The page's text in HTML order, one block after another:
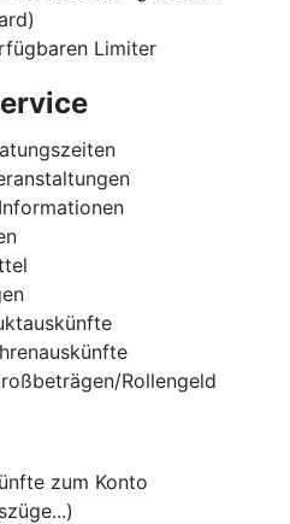
Limiter
Rollengeld
zum Konto